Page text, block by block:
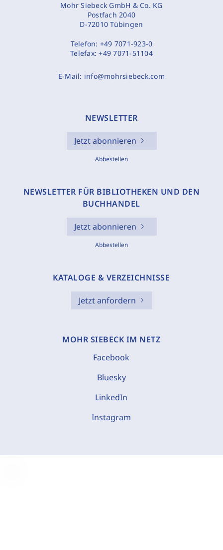
Mohr Siebeck GmbH & Co. KG
Postfach 2040
D-72010 Tübingen
Telefon: +49 7071-923-0
Telefax:+49 7071-51104
E-Mail: info@mohrsiebeck.com
NEWSLETTER
Jetzt abonnieren
Abbestellen
NEWSLETTER FÜR BIBLIOTHEKEN UND DEN
BUCHHANDEL
Jetzt abonnieren
Abbestellen
KATALOGE & VERZEICHNISSE
Jetzt anfordern
MOHR SIEBECK IM NETZ
Facebook
Bluesky
LinkedIn
Instagram